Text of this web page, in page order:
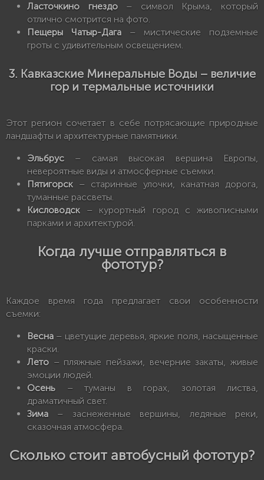
Ласточкино гнездо– символ Крыма, который
отлично смотрится на фото.
Пещеры Чатыр-Дага – мистические подземные
гроты с удивительным освещением.
3. Кавказские Минеральные Воды – величие
гор и термальные источники
Этот регион сочетает в себе потрясающие природные
ландшафты и архитектурные памятники.
Эльбрус – самая высокая вершина Европы,
невероятные виды и атмосферные съемки.
Пятигорск – старинные улочки, канатная дорога,
туманные рассветы.
Кисловодск – курортный город с живописными
парками и архитектурой.
Когда лучше отправляться в
фототур?
Каждое время года предлагает свои особенности
съемки:
Весна – цветущие деревья, яркие поля, насыщенные
краски.
Лето – пляжные пейзажи, вечерние закаты, живые
эмоции людей.
Осень – туманы в горах, золотая листва,
драматичный свет.
Зима – заснеженные вершины, ледяные реки,
сказочная атмосфера.
Сколько стоит автобусный фототур?